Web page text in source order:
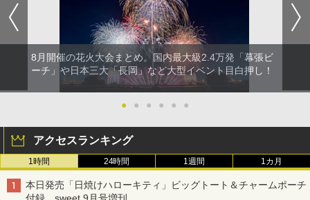
8月開催の花火大会まとめ。国内最大級2.4万発「幕張ビ
ーチ」や日本三大「長岡」など大型イベント目白押し！
● ● ● ● ● ●
アクセスランキング
1時間 24時間 1週間 1カ月
本日発売「日焼けハローキティ」ビッグトート＆チャームポーチ